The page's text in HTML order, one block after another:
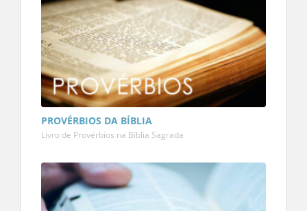
PROVÉRBIOS DA BÍBLIA
Livro de Provérbios na Bíblia Sagrada